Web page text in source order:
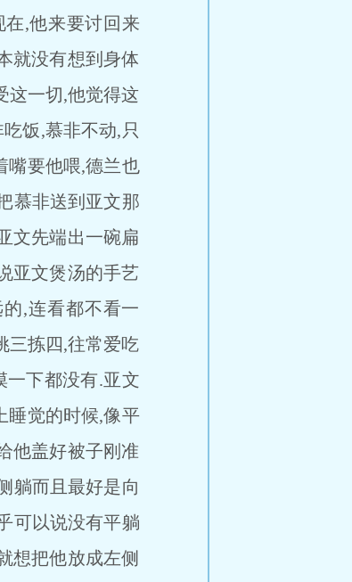
,他来要讨回来
没有想到身体
这一切,他觉得这
饭,慕非不动,只
嘴要他喂,德兰也
非送到亚文那
文先端出一碗扁
亚文煲汤的手艺
,连看都不看一
拣四,往常爱吃
一下都没有.亚文
觉的时候,像平
他盖好被子刚准
躺而且最好是向
可以说没有平躺
把他放成左侧